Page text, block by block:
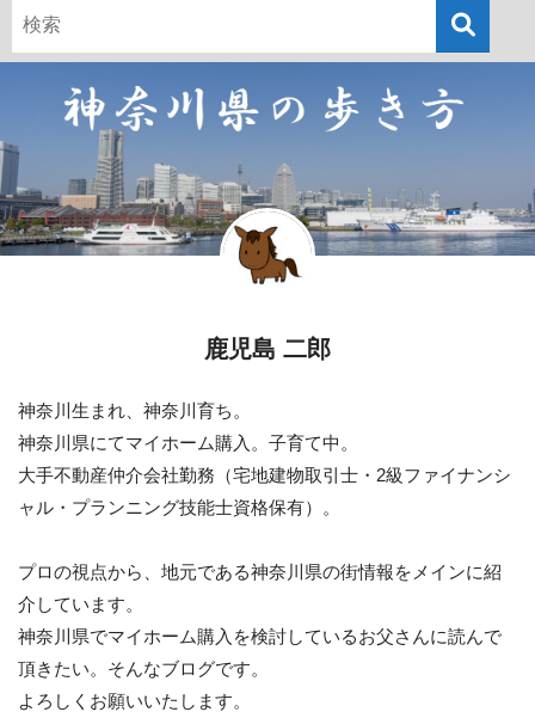
鹿児島 二郎
神奈川生まれ、神奈川育ち。
神奈川県にてマイホーム購入。子育て中。
大手不動産仲介会社勤務（宅地建物取引士・2級ファイナンシ
ャル・プランニング技能士資格保有）。
プロの視点から、地元である神奈川県の街情報をメインに紹
介しています。
神奈川県でマイホーム購入を検討しているお父さんに読んで
頂きたい。そんなブログです。
よろしくお願いいたします。